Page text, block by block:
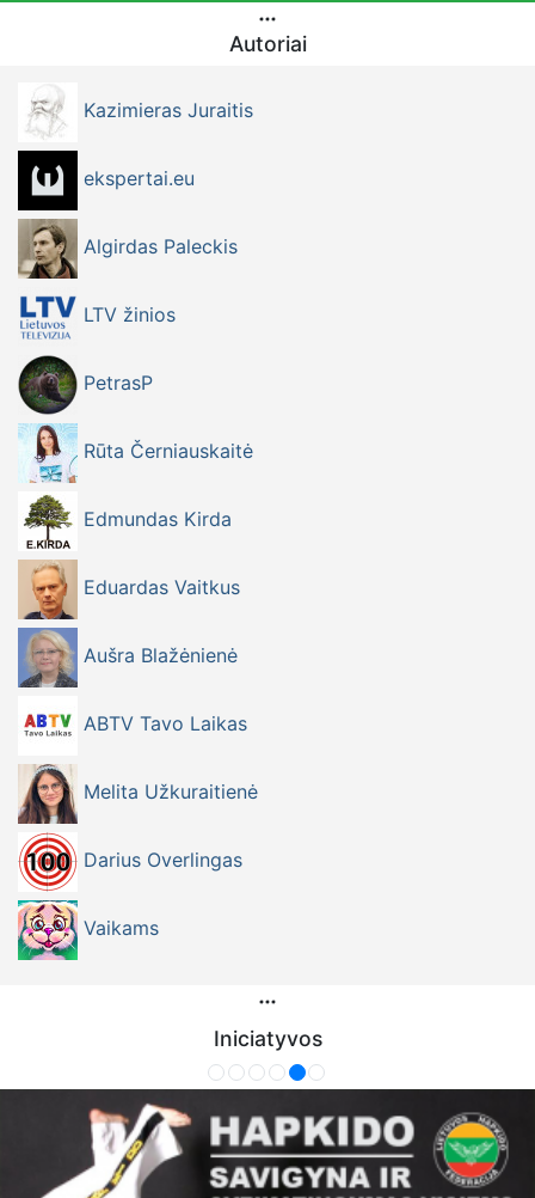
Autoriai
Kazimieras Juraitis
ekspertai.eu
Algirdas Paleckis
LTV žinios
PetrasP
Rūta Černiauskaitė
Edmundas Kirda
Eduardas Vaitkus
Aušra Blažėnienė
ABTV Tavo Laikas
Melita Užkuraitienė
Darius Overlingas
Vaikams
Iniciatyvos